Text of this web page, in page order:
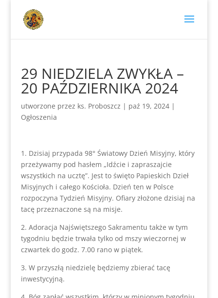
29 NIEDZIELA ZWYKŁA –
20 PAŹDZIERNIKA 2024
utworzone przez ks. Proboszcz | paź 19, 2024|
Ogłoszenia
1. Dzisiaj przypada 98° Światowy Dzień Misyjny, który
przeżywamy pod hasłem „Idźcie i zapraszajcie
wszystkich na ucztę”. Jest to święto Papieskich Dzieł
Misyjnych i całego Kościoła. Dzień ten w Polsce
rozpoczyna Tydzień Misyjny. Ofiary złożone dzisiaj na
tacę przeznaczone są na misje.
2. Adoracja Najświętszego Sakramentu także w tym
tygodniu będzie trwała tylko od mszy wieczornej w
czwartek do godz. 7.00 rano w piątek.
3. W przyszłą niedzielę będziemy zbierać tacę
inwestycyjną.